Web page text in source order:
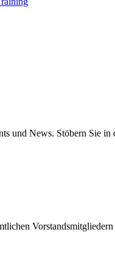
und News. Stöbern Sie